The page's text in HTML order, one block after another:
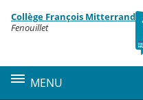
Menu de la rubrique
Contenu
Collège François Mitterrand
Fenouillet
MENU